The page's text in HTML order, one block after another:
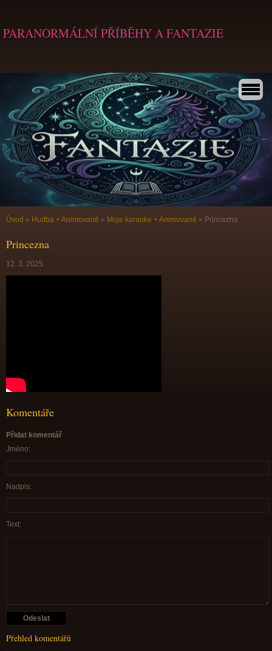
PARANORMÁLNÍ PŘÍBĚHY A FANTAZIE
Úvod » Hudba + Animované » Moje karaoke + Animované » Princezna
Princezna
12. 3. 2025
Komentáře
Přidat komentář
Jméno:
Nadpis:
Text:
Přehled komentářů